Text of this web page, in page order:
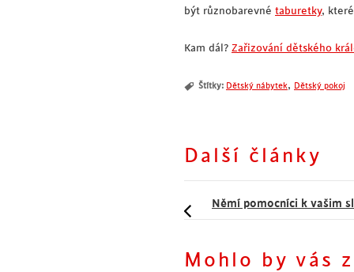
být různobarevné taburetky,
Kam dál? Zařizování dětského
Štítky: Dětský nábytek, Dětský pokoj
Další články
Němí pomocníci k vašim
Mohlo by vás